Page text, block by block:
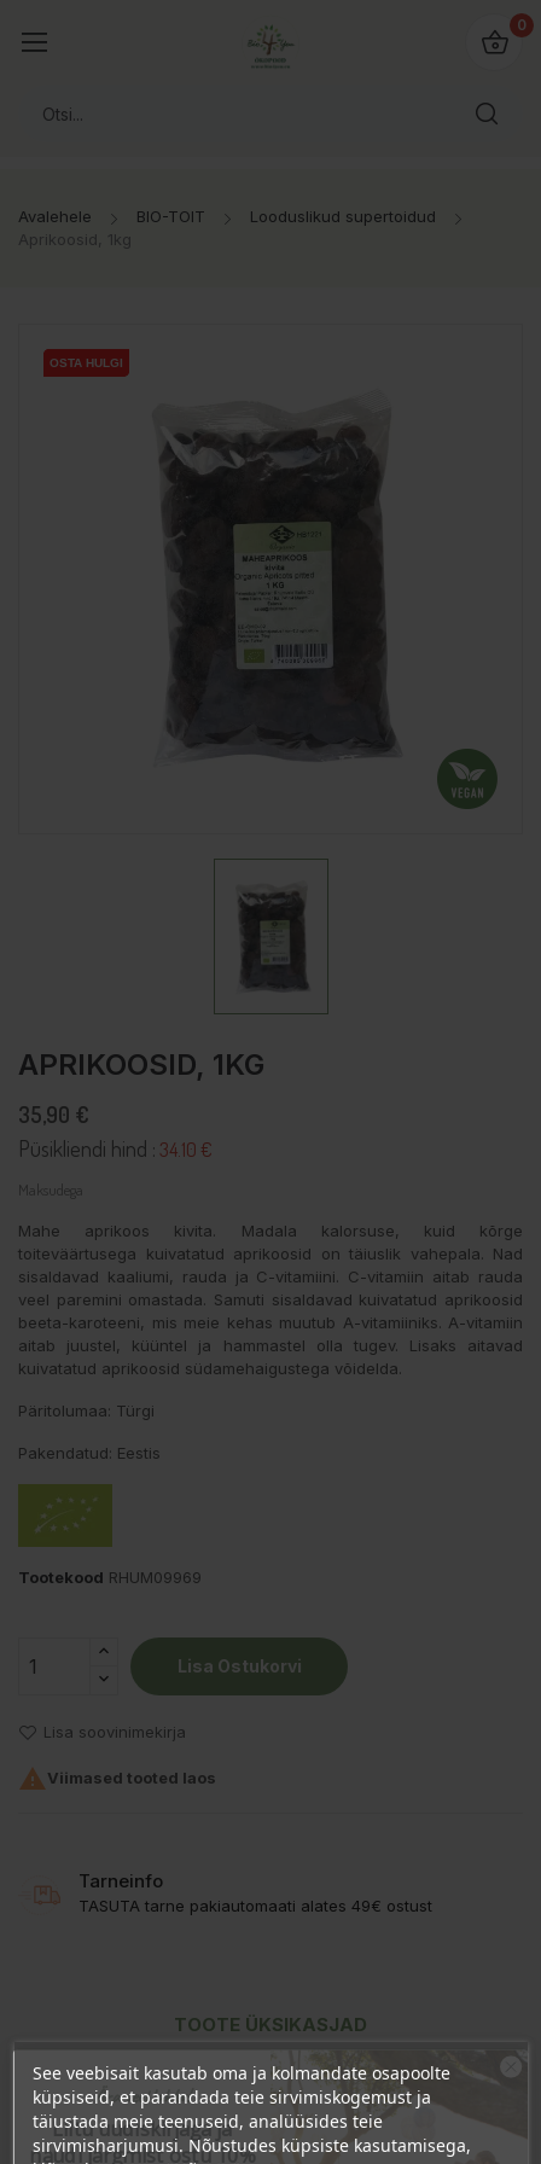
0
Avalehele BIO-TOIT
Looduslikud supertoidud
Aprikoosid, 1kg
OSTA HULGI
OSTA HULGI
OSTA HULGI
APRIKOOSID, 1KG
35,90 €
Püsikliendi hind : 34.10 €
Maksudega
Mahe aprikoos kivita. Madala kalorsuse, kuid kõrge
toiteväärtusega kuivatatud aprikoosid on täiuslik vahepala. Nad
sisaldavad kaaliumi, rauda ja C-vitamiini. C-vitamiin aitab rauda
veel paremini omastada. Samuti sisaldavad kuivatatud aprikoosid
beeta-karoteeni, mis meie kehas muutub A-vitamiiniks. A-vitamiin
aitab juustel, küüntel ja hammastel olla tugev. Lisaks aitavad
kuivatatud aprikoosid südamehaigustega võidelda.
Päritolumaa: Türgi
Pakendatud: Eestis
Tootekood RHUM09969
Lisa Ostukorvi
Lisa soovinimekirja
 Viimased tooted laos
Tarneinfo
TASUTA tarne pakiautomaati alates 49€ ostust
TOOTE ÜKSIKASJAD
KLIENDI KOMMENTAARID
See veebisait kasutab oma ja kolmandate osapoolte
küpsiseid, et parandada teie sirvimiskogemust ja
täiustada meie teenuseid, analüüsides teie
sirvimisharjumusi. Nõustudes küpsiste kasutamisega,
Ära veel lahku!
Liitu uudiskirjaga ja
naudi järgmist ostu 10%